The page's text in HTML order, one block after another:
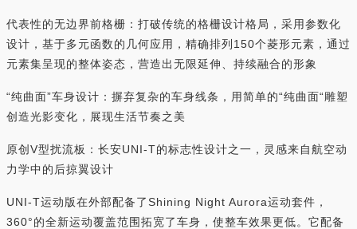
代表性的无边界前格栅：打破传统的格栅设计格局，采用参数化
设计，基于多元函数的几何应用，精确排列150个菱形元素，通过
元素集呈现的整体姿态，营造出无限延伸、持续融合的形象
“纯曲面”车身设计：摒弃复杂的车身线条，用简单的“纯曲面“雕塑
创造光影变化，展现生活节奏之美
原创V型扰流板：长安UNI-T的标志性设计之一，灵感来自航空动
力学中的后掠翼设计
UNI-T运动版在外部配备了Shining Night Aurora运动套件，
360°的全新运动覆盖范围拓宽了车身，使整车效果更低。它配备